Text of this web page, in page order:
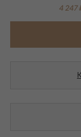
4 247